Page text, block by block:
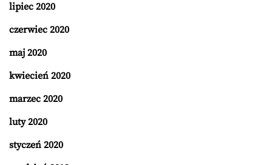
lipiec 2020
czerwiec 2020
maj 2020
kwiecień 2020
marzec 2020
luty 2020
styczeń 2020